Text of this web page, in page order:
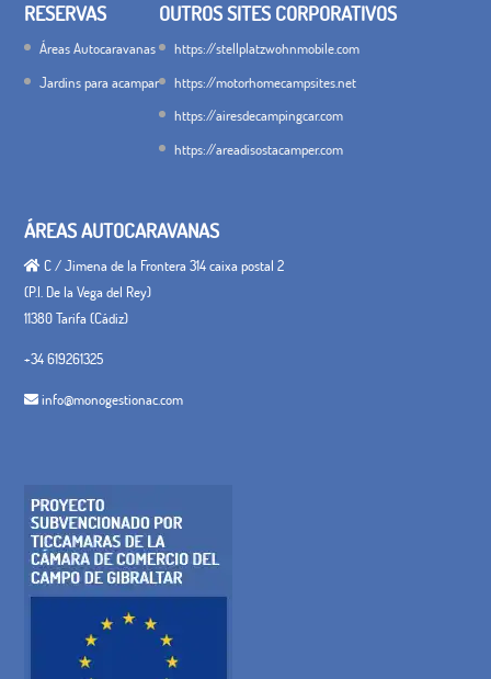
RESERVAS
Áreas Autocaravanas
Jardins para acampar
OUTROS SITES CORPORATIVOS
https://stellplatzwohnmobile.com
https://motorhomecampsites.net
https://airesdecampingcar.com
https://areadisostacamper.com
ÁREAS AUTOCARAVANAS
C / Jimena de la Frontera 314 caixa postal 2
(P.I. De la Vega del Rey)
11380 Tarifa (Cádiz)
+34 619261325
info@monogestionac.com